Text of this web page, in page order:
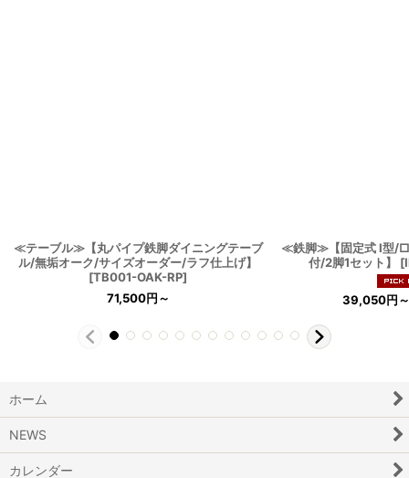
≪テーブル≫【丸パイプ鉄脚ダイニングテーブ
ル/無垢オーク/サイズオーダー/ラフ仕上げ】
[TB001-OAK-RP]
71,500円～
≪鉄脚≫【固定式 I型/
付/2脚1セット】
[
39,050円
ホーム
NEWS
カレンダー